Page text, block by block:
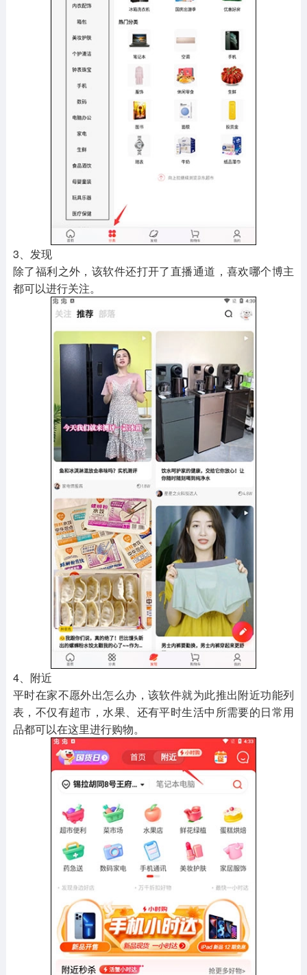
3、发现
除了福利之外，该软件还打开了直播通道，喜欢哪个博主
都可以进行关注。
4、附近
平时在家不愿外出怎么办，该软件就为此推出附近功能列
表，不仅有超市，水果、还有平时生活中所需要的日常用
品都可以在这里进行购物。